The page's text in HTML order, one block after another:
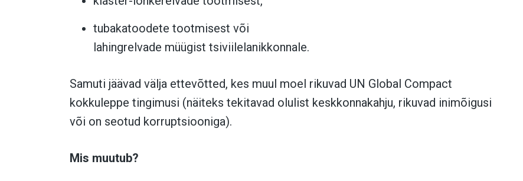
tubakatoodete tootmisest või
lahingrelvade müügist tsiviilelanikkonnale.
Samuti jäävad välja ettevõtted, kes muul moel rikuvad UN Global Compact
kokkuleppe tingimusi (näiteks tekitavad olulist keskkonnakahju, rikuvad inimõigusi
või on seotud korruptsiooniga).
Mis muutub?